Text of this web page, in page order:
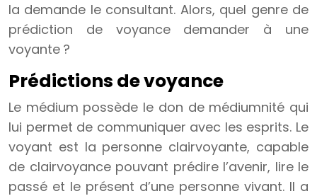
la demande le consultant. Alors, quel genre de
prédiction de voyance demander à une
voyante ?
Prédictions de voyance
Le médium possède le don de médiumnité qui
lui permet de communiquer avec les esprits. Le
voyant est la personne clairvoyante, capable
de clairvoyance pouvant prédire l’avenir, lire le
passé et le présent d’une personne vivant. Il a